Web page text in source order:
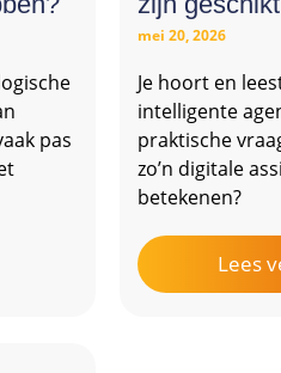
pas
mei 20, 2026
Je hoort en
intelligente
praktische
zo’n digitale
betekenen?
Lees